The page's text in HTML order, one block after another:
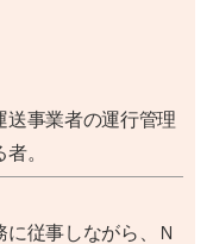
送事業者の運行管理
。
従事しながら、Ｎ